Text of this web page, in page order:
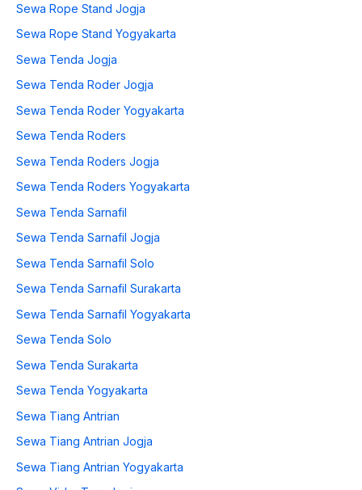
Sewa Rope Stand Jogja
Sewa Rope Stand Yogyakarta
Sewa Tenda Jogja
Sewa Tenda Roder Jogja
Sewa Tenda Roder Yogyakarta
Sewa Tenda Roders
Sewa Tenda Roders Jogja
Sewa Tenda Roders Yogyakarta
Sewa Tenda Sarnafil
Sewa Tenda Sarnafil Jogja
Sewa Tenda Sarnafil Solo
Sewa Tenda Sarnafil Surakarta
Sewa Tenda Sarnafil Yogyakarta
Sewa Tenda Solo
Sewa Tenda Surakarta
Sewa Tenda Yogyakarta
Sewa Tiang Antrian
Sewa Tiang Antrian Jogja
Sewa Tiang Antrian Yogyakarta